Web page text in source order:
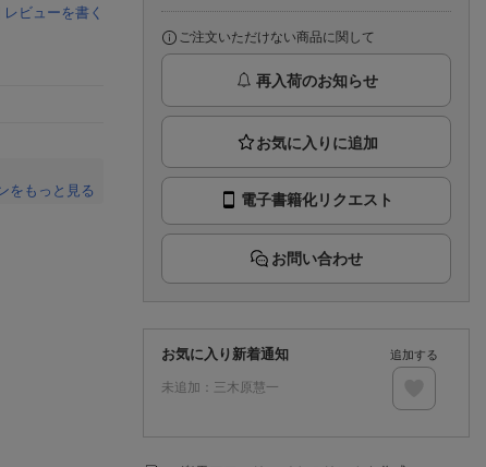
エンタメニュース
推し楽
レビューを書く
をもっと見る
ご注文いただけない商品に関して
再入荷のお知らせ
電子書籍化リクエスト
お問い合わせ
お気に入り新着通知
未追加： 三木原慧一
追加する